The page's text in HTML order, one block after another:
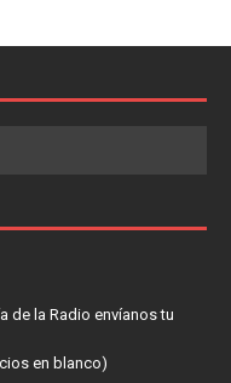
de la Radio envíanos tu
en blanco)